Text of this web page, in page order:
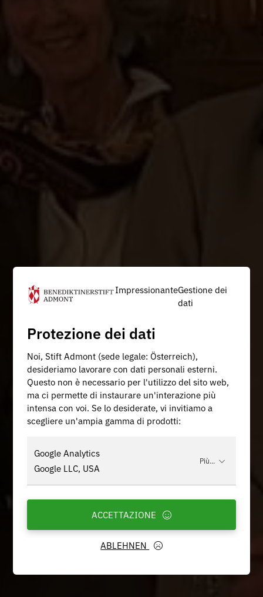
ImpressionanteGestione dei
dati
Protezione dei dati
Noi, Stift Admont (sede legale: Österreich),
desideriamo lavorare con dati personali esterni.
Questo non è necessario per l'utilizzo del sito web,
ma ci permette di instaurare un'interazione più
intensa con voi. Se lo desiderate, vi invitiamo a
scegliere un'ampia gamma di prodotti:
Google Analytics
Google LLC, USA
Più...
ABLEHNEN
ACCETTAZIONE